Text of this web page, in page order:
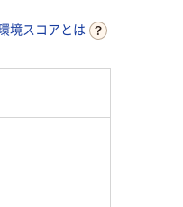
境スコアとは